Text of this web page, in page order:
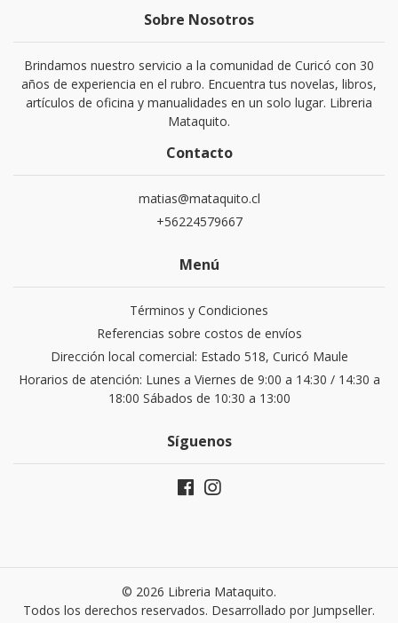
Sobre Nosotros
Brindamos nuestro servicio a la comunidad de Curicó con 30
años de experiencia en el rubro. Encuentra tus novelas, libros,
artículos de oficina y manualidades en un solo lugar. Libreria
Mataquito.
Contacto
matias@mataquito.cl
+56224579667
Menú
Términos y Condiciones
Referencias sobre costos de envíos
Dirección local comercial: Estado 518, Curicó Maule
Horarios de atención: Lunes a Viernes de 9:00 a 14:30 / 14:30 a
18:00 Sábados de 10:30 a 13:00
Síguenos
© 2026 Libreria Mataquito.
Todos los derechos reservados. Desarrollado por Jumpseller.